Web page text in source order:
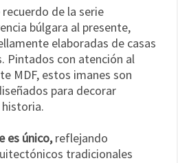
de la serie
búlgara al presente,
elaboradas de casas
Pintados con atención al
MDF, estos imanes son
para decorar
es único,reflejando
tradicionales